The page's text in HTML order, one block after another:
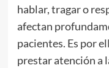
hablar, tragar o
afectan
pacientes. Es por
prestar atención a